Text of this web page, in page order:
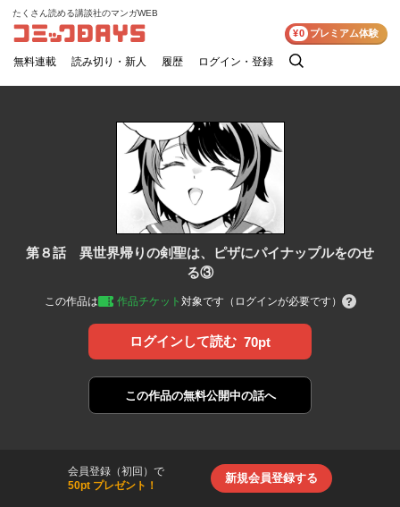
コミックDAYS
たくさん読める講談社のマンガWEB
無料連載 読み切り・新人 履歴 ログイン・登録
検
¥0 プレミアム体験
第８話 異世界帰りの剣聖は、ピザにパイナップルをのせ
る③
この作品は 作品チケット 対象です（ログインが必要です）
ログインして読む 70pt
この作品の無料公開中の話へ
会員登録（初回）で
50pt プレゼント！
新規会員登録する